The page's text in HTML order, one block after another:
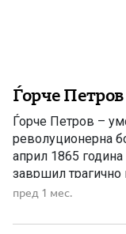
Ѓорче Петров
Ѓорче Петров –
револуционерна
април 1865
завршил трагично
каде бил убиен во
организатори на
пред 1 мес.